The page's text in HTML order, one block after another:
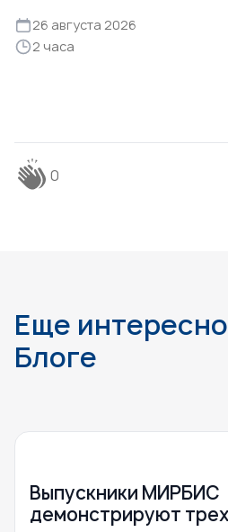
26 августа 2026
2 часа
0
Еще
Блоге
Выпускники МИРБИС
демонстрируют